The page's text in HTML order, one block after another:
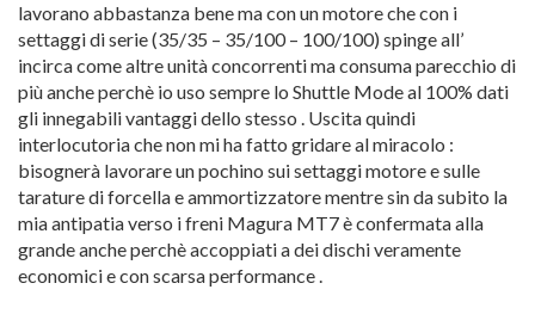
lavorano abbastanza bene ma con un motore che con i
settaggi di serie (35/35 – 35/100 – 100/100) spinge all’
incirca come altre unità concorrenti ma consuma parecchio di
più anche perchè io uso sempre lo Shuttle Mode al 100% dati
gli innegabili vantaggi dello stesso . Uscita quindi
interlocutoria che non mi ha fatto gridare al miracolo :
bisognerà lavorare un pochino sui settaggi motore e sulle
tarature di forcella e ammortizzatore mentre sin da subito la
mia antipatia verso i freni Magura MT7 è confermata alla
grande anche perchè accoppiati a dei dischi veramente
economici e con scarsa performance .